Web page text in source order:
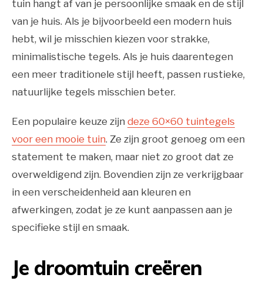
tuin hangt af van je persoonlijke smaak en de stijl
van je huis. Als je bijvoorbeeld een modern huis
hebt, wil je misschien kiezen voor strakke,
minimalistische tegels. Als je huis daarentegen
een meer traditionele stijl heeft, passen rustieke,
natuurlijke tegels misschien beter.
Een populaire keuze zijn deze 60×60 tuintegels
voor een mooie tuin. Ze zijn groot genoeg om een
statement te maken, maar niet zo groot dat ze
overweldigend zijn. Bovendien zijn ze verkrijgbaar
in een verscheidenheid aan kleuren en
afwerkingen, zodat je ze kunt aanpassen aan je
specifieke stijl en smaak.
Je droomtuin creëren